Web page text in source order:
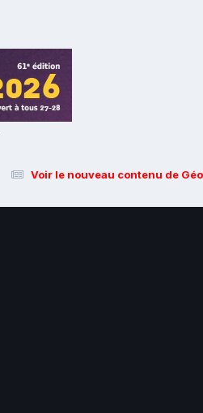
Voir le nouveau contenu de